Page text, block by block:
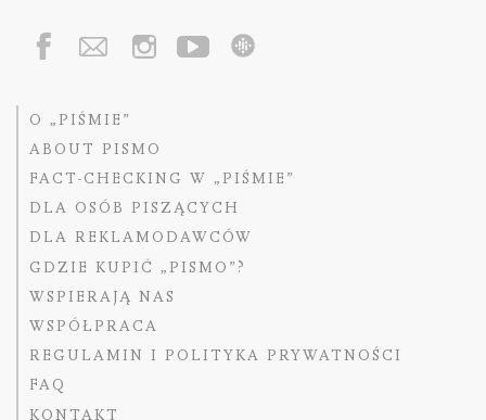
O „PIŚMIE”
ABOUT PISMO
FACT-CHECKING W „PIŚMIE”
DLA OSÓB PISZĄCYCH
DLA REKLAMODAWCÓW
GDZIE KUPIĆ „PISMO”?
WSPIERAJĄ NAS
WSPÓŁPRACA
REGULAMIN I POLITYKA PRYWATNOŚCI
FAQ
KONTAKT